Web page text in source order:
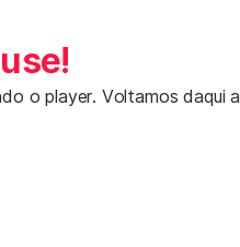
o player. Voltamos daqui a